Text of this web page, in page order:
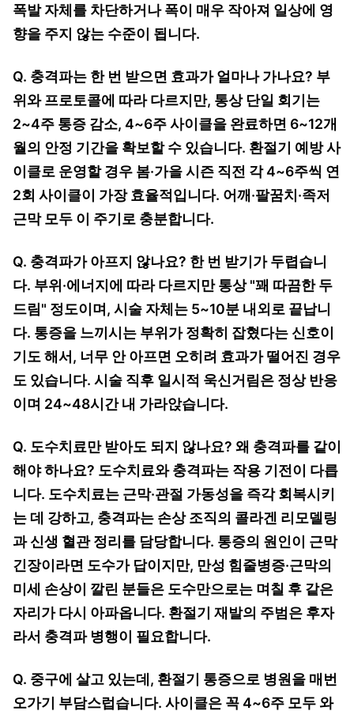
폭발 자체를 차단하거나 폭이 매우 작아져 일상에 영
향을 주지 않는 수준이 됩니다.
Q. 충격파는 한 번 받으면 효과가 얼마나 가나요? 부
위와 프로토콜에 따라 다르지만, 통상 단일 회기는
2~4주 통증 감소, 4~6주 사이클을 완료하면 6~12개
월의 안정 기간을 확보할 수 있습니다. 환절기 예방 사
이클로 운영할 경우 봄·가을 시즌 직전 각 4~6주씩 연
2회 사이클이 가장 효율적입니다. 어깨·팔꿈치·족저
근막 모두 이 주기로 충분합니다.
Q. 충격파가 아프지 않나요? 한 번 받기가 두렵습니
다. 부위·에너지에 따라 다르지만 통상 "꽤 따끔한 두
드림" 정도이며, 시술 자체는 5~10분 내외로 끝납니
다. 통증을 느끼시는 부위가 정확히 잡혔다는 신호이
기도 해서, 너무 안 아프면 오히려 효과가 떨어진 경우
도 있습니다. 시술 직후 일시적 욱신거림은 정상 반응
이며 24~48시간 내 가라앉습니다.
Q. 도수치료만 받아도 되지 않나요? 왜 충격파를 같이
해야 하나요? 도수치료와 충격파는 작용 기전이 다릅
니다. 도수치료는 근막·관절 가동성을 즉각 회복시키
는 데 강하고, 충격파는 손상 조직의 콜라겐 리모델링
과 신생 혈관 정리를 담당합니다. 통증의 원인이 근막
긴장이라면 도수가 답이지만, 만성 힘줄병증·근막의
미세 손상이 깔린 분들은 도수만으로는 며칠 후 같은
자리가 다시 아파옵니다. 환절기 재발의 주범은 후자
라서 충격파 병행이 필요합니다.
Q. 중구에 살고 있는데, 환절기 통증으로 병원을 매번
오가기 부담스럽습니다. 사이클은 꼭 4~6주 모두 와